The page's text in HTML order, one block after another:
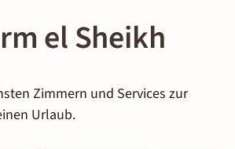
el Sheikh
Zimmern und Services zur
Urlaub.